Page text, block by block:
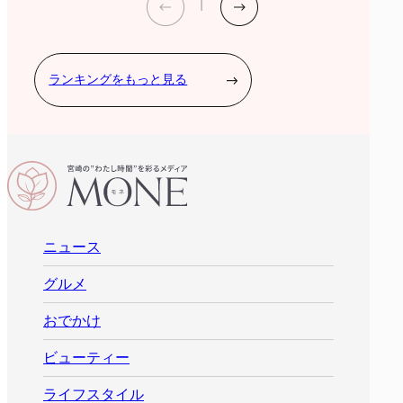
ランキングをもっと見る
ニュース
グルメ
おでかけ
ビューティー
ライフスタイル